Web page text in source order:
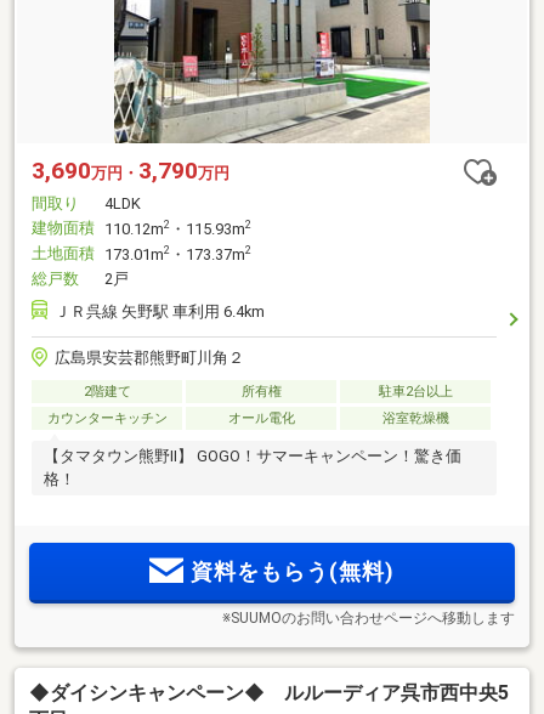
3,690万円・ 3,790万円
間取り
4LDK
建物面積 110.12m2 ・115.93m2
土地面積 173.01m2 ・173.37m2
総戸数
2戸
ＪＲ呉線 矢野駅 車利用 6.4km
広島県安芸郡熊野町川角２
2階建て 所有権
駐車2台以上
カウンターキッチン
オール電化 浴室乾燥機
【タマタウン熊野Ⅱ】 GOGO！サマーキャンペーン！驚き価
格！
資料をもらう(無料)
※SUUMOのお問い合わせページへ移動します
◆ダイシンキャンペーン◆ ルルーディア呉市西中央5